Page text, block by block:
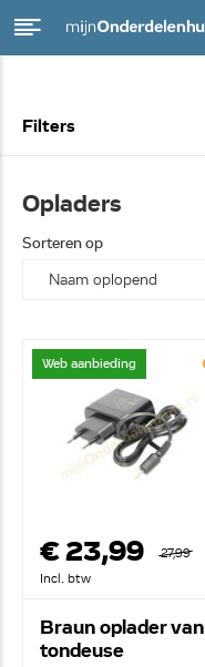
Filters
Opladers
Sorteren op
Web aanbieding
€ 23,99
27,99
Incl. btw
Braun oplader van
tondeuse